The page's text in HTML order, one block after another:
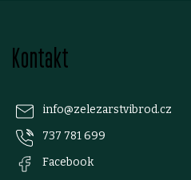
Kontakt
info@zelezarstvibrod.cz
737 781 699
Facebook